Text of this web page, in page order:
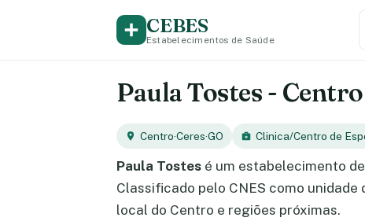
CEBES
Estabelecimentos de Saúde
Paula Tostes -
Centro·Ceres·GO Clinica/Centro de
Paula Tostes é um estabelecimento
Classificado pelo CNES como
local do Centro e regiões próximas.